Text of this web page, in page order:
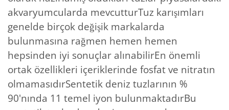
akvaryumcularda mevcutturTuz karışımları
genelde birçok değişik markalarda
bulunmasına rağmen hemen hemen
hepsinden iyi sonuçlar alınabilirEn önemli
ortak özellikleri içeriklerinde fosfat ve nitratın
olmamasıdırSentetik deniz tuzlarının %
90'nında 11 temel iyon bulunmaktadırBu